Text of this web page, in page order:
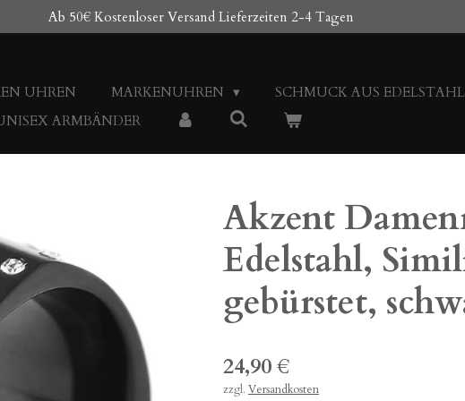
Ab 50€ Kostenloser Versand Lieferzeiten 2-4 Tagen
UHREN MARKENUHREN SCHMUCK AUS EDELSTAHL
ARMBÄNDER
Akzent
Edelstahl,
gebürstet,
24,90 €
zzgl. Versandkosten